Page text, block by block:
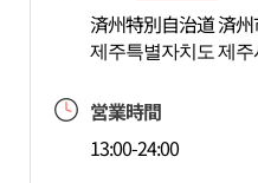
済州特別自治道 済
제주특별자치도 제
営業時間
13:00-24:00